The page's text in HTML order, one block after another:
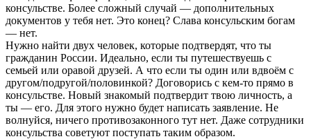
консульстве. Более сложный случай — дополнительных
документов у тебя нет. Это конец? Слава консульским богам
— нет.
Нужно найти двух человек, которые подтвердят, что ты
гражданин России. Идеально, если ты путешествуешь с
семьей или оравой друзей. А что если ты один или вдвоём с
другом/подругой/половинкой? Договорись с кем-то прямо в
консульстве. Новый знакомый подтвердит твою личность, а
ты — его. Для этого нужно будет написать заявление. Не
волнуйся, ничего противозаконного тут нет. Даже сотрудники
консульства советуют поступать таким образом.